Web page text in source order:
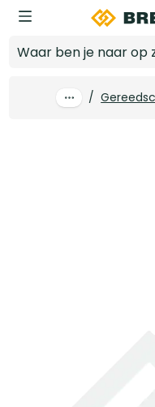
Ga naar hoofdinhoud
/
Log in voor